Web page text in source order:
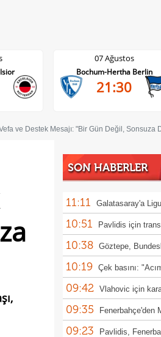
Berlin
07 Ağustos
Club Brugge-Kortrijk
21:45
ve Destek Mesajı: "Bir Gün Değil, Sonsuza
SON HABERLER
11:11 Galatasaray'a
10:51 Pavlidis için
adına çok önemli"
10:38 Göztepe,
göndermeye hazırlanıyor!
10:19 Çek basını:
09:42 Vlahovic için
kesin yanıt bekliyor
09:35 Fenerbahçe'den
09:23 Pavlidis,